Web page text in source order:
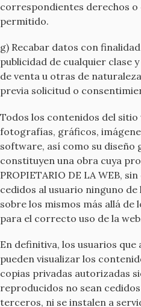
correspondientes derechos
permitido.
g) Recabar datos con
publicidad de cualquier clase
de venta u otras de
previa solicitud o
Todos los contenidos del
fotografías, gráficos,
software, así como su diseño
constituyen una obra cuya
PROPIETARIO DE LA WEB,
cedidos al usuario ninguno
sobre los mismos más allá
para el correcto uso de la
En definitiva, los usuarios
pueden visualizar los
copias privadas autorizadas
reproducidos no sean
terceros, ni se instalen a